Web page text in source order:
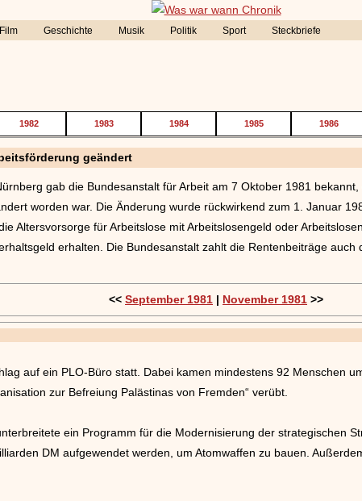
Film Geschichte Musik Politik Sport Steckbriefe
1982 1983 1984 1985 1986
geändert
gab die Bundesanstalt für Arbeit am 7 Oktober 1981
worden war. Die Änderung wurde rückwirkend zum 1. Januar
Altersvorsorge für Arbeitslose mit Arbeitslosengeld oder
erhalten. Die Bundesanstalt zahlt die Rentenbeiträge
<< September 1981 | November 1981 >>
auf ein PLO-Büro statt. Dabei kamen mindestens 92 Menschen
zur Befreiung Palästinas von Fremden“ verübt.
ein Programm für die Modernisierung der strategischen
DM aufgewendet werden, um Atomwaffen zu bauen.